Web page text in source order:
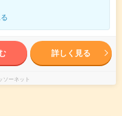
詳しく見る
ソーネット